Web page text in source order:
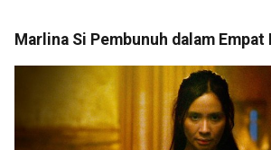
Marlina Si Pembunuh dalam Empat